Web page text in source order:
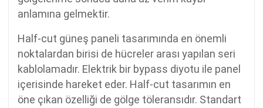
anlamına gelmektir.
Half-cut güneş paneli tasarımında en önemli
noktalardan birisi de hücreler arası yapılan seri
kablolamadır. Elektrik bir bypass diyotu ile panel
içerisinde hareket eder. Half-cut tasarımın en
öne çıkan özelliği de gölge töleransıdır. Standart